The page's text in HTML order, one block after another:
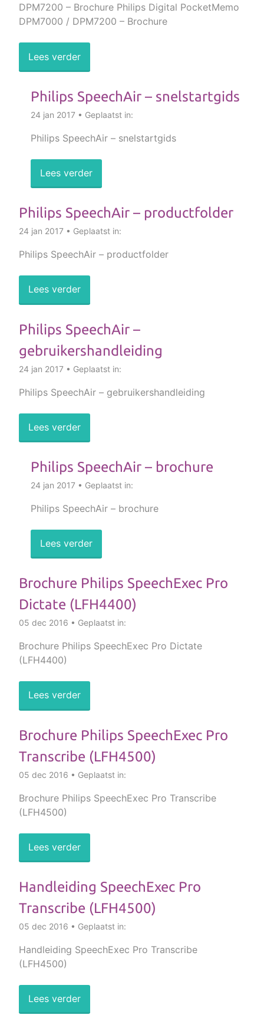
DPM7200 – Brochure Philips Digital PocketMemo
DPM7000 / DPM7200 – Brochure
Lees verder
Philips SpeechAir – snelstartgids
24 jan 2017 • Geplaatst in:
Philips SpeechAir – snelstartgids
Lees verder
Philips SpeechAir – productfolder
24 jan 2017 • Geplaatst in:
Philips SpeechAir – productfolder
Lees verder
Philips SpeechAir –
gebruikershandleiding
24 jan 2017 • Geplaatst in:
Philips SpeechAir – gebruikershandleiding
Lees verder
Philips SpeechAir – brochure
24 jan 2017 • Geplaatst in:
Philips SpeechAir – brochure
Lees verder
Brochure Philips SpeechExec Pro
Dictate (LFH4400)
05 dec 2016 • Geplaatst in:
Brochure Philips SpeechExec Pro Dictate
(LFH4400)
Lees verder
Brochure Philips SpeechExec Pro
Transcribe (LFH4500)
05 dec 2016 • Geplaatst in:
Brochure Philips SpeechExec Pro Transcribe
(LFH4500)
Lees verder
Handleiding SpeechExec Pro
Transcribe (LFH4500)
05 dec 2016 • Geplaatst in:
Handleiding SpeechExec Pro Transcribe
(LFH4500)
Lees verder